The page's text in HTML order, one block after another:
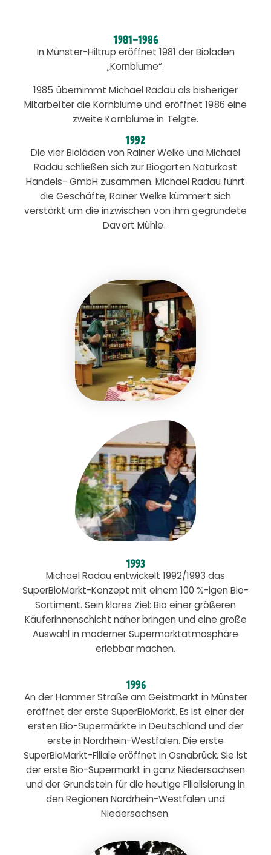
1981-1986
In Münster-Hiltrup eröffnet 1981 der Bioladen
„Kornblume“.
1985 übernimmt Michael Radau als bisheriger
Mitarbeiter die Kornblume und eröffnet
1986 eine
zweite Kornblume in Telgte.
1992
Die vier Bioläden von Rainer Welke und Michael
Radau schließen sich zur Biogarten Naturkost
Handels- GmbH zusammen. Michael Radau führt
die Geschäfte, Rainer Welke kümmert sich
verstärkt um die inzwischen von ihm gegründete
Davert Mühle.
1993
Michael Radau entwickelt 1992/1993 das
SuperBioMarkt-Konzept mit einem 100 %-igen Bio-
Sortiment. Sein klares Ziel: Bio einer größeren
Käuferinnenschicht näher bringen und eine große
Auswahl in moderner Supermarktatmosphäre
erlebbar machen.
1996
An der Hammer Straße am Geistmarkt in Münster
eröffnet der erste SuperBioMarkt. Es ist einer der
ersten Bio-Supermärkte in Deutschland und der
erste in Nordrhein-Westfalen. Die erste
SuperBioMarkt-Filiale eröffnet in Osnabrück. Sie ist
der erste Bio-Supermarkt in ganz Niedersachsen
und der Grundstein für die heutige Filialisierung in
den Regionen Nordrhein-Westfalen und
Niedersachsen.